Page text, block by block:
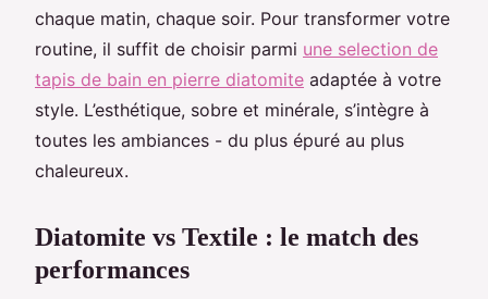
chaque matin, chaque soir. Pour transformer votre
routine, il suffit de choisir parmi une selection de
tapis de bain en pierre diatomite adaptée à votre
style. L’esthétique, sobre et minérale, s’intègre à
toutes les ambiances - du plus épuré au plus
chaleureux.
Diatomite vs Textile : le match des
performances